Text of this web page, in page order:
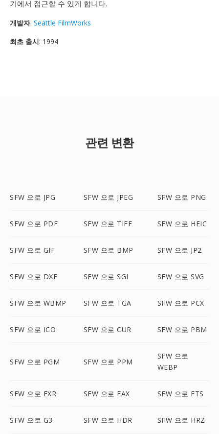
기에서 접근할 수 있게 합니다.
개발자: Seattle FilmWorks
최초 출시: 1994
관련 변환
SFW 으로 JPG SFW 으로 JPEG SFW 으로 PNG
SFW 으로 PDF SFW 으로 TIFF SFW 으로 HEIC
SFW 으로 GIF SFW 으로 BMP SFW 으로 JP2
SFW 으로 DXF SFW 으로 SGI SFW 으로 SVG
SFW 으로 WBMP SFW 으로 TGA SFW 으로 PCX
SFW 으로 ICO SFW 으로 CUR SFW 으로 PBM
SFW 으로 PGM SFW 으로 PPM
SFW 으로
WEBP
SFW 으로 EXR SFW 으로 FAX SFW 으로 FTS
SFW 으로 G3 SFW 으로 HDR SFW 으로 HRZ